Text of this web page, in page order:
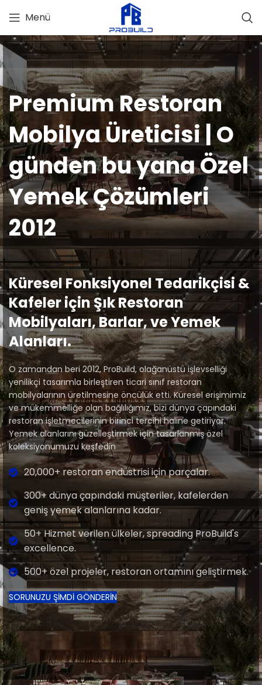
Menü
Premium Restoran
Mobilya Üreticisi | O
günden bu yana Özel
Yemek Çözümleri
2012
Küresel Fonksiyonel Tedarikçisi &
Kafeler için Şık Restoran
Mobilyaları, Barlar, ve Yemek
Alanları.
O zamandan beri 2012, ProBuild, olağanüstü işlevselliği
yenilikçi tasarımla birleştiren ticari sınıf restoran
mobilyalarının üretilmesine öncülük etti. Küresel erişimimiz
ve mükemmelliğe olan bağlılığımız, bizi dünya çapındaki
restoran işletmecilerinin birinci tercihi haline getiriyor.
Yemek alanlarını güzelleştirmek için tasarlanmış özel
koleksiyonumuzu keşfedin
20,000+ restoran endüstrisi için parçalar.
300+ dünya çapındaki müşteriler, kafelerden
geniş yemek alanlarına kadar.
50+ Hizmet verilen ülkeler,spreading ProBuild's
excellence.
500+ özel projeler, restoran ortamını geliştirmek.
SORUNUZU ŞİMDİ GÖNDERİN